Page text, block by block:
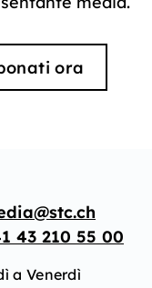
ora
43 210 55 00
a Venerdì